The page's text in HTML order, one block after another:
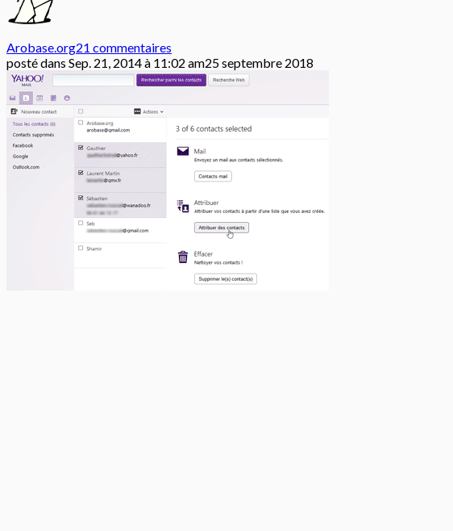
Arobase.org21 commentaires
posté dans Sep. 21, 2014 à 11:02 am25 septembre 2018